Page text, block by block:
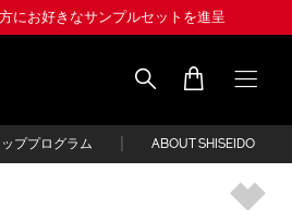
にお好きなサンプルセットを進呈
ププログラム ABOUT SHISEIDO